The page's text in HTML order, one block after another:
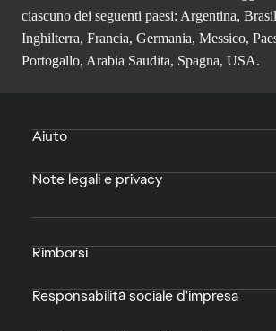
ciascuno dei seguenti paesi: Argentina,
Inghilterra, Francia, Germania, Messico,
Portogallo, Arabia Saudita, Spagna, USA.
Aiuto
Note legali e privacy
Rimborsi
Responsabilità sociale d'impresa